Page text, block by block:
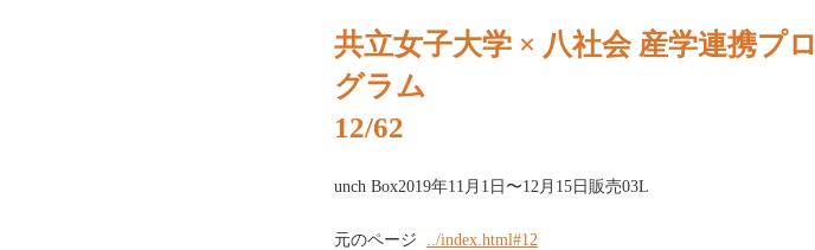
共立女子大学 × 八社会 産学連携プロ
グラム
12/62
unch Box2019年11⽉1⽇〜12⽉15⽇販売03L
元のページ ../index.html#12